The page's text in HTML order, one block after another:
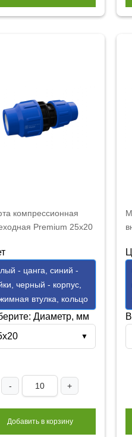
компрессионная
Premium 25x20
- цанга, синий -
черный - корпус,
втулка, кольцо
Диаметр, мм
▼
- +
Добавить в корзину